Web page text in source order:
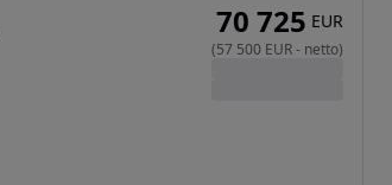
70 725 EUR
(57 500 EUR- netto)